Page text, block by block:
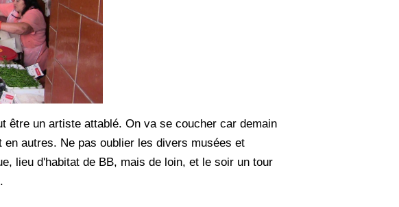
être un artiste attablé. On va se coucher car demain
autres. Ne pas oublier les divers musées et
lieu d'habitat de BB, mais de loin, et le soir un tour